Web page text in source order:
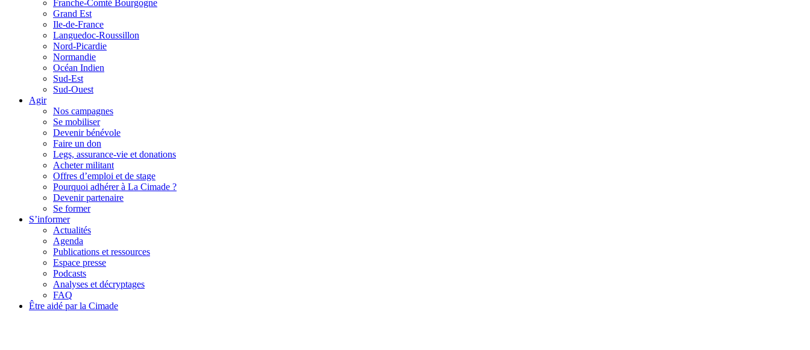
Franche-Comté Bourgogne
Grand Est
Ile-de-France
Languedoc-Roussillon
Nord-Picardie
Normandie
Océan Indien
Sud-Est
Sud-Ouest
Agir
Nos campagnes
Se mobiliser
Devenir bénévole
Faire un don
Legs, assurance-vie et donations
Acheter militant
Offres d’emploi et de stage
Pourquoi adhérer à La Cimade ?
Devenir partenaire
Se former
S’informer
Actualités
Agenda
Publications et ressources
Espace presse
Podcasts
Analyses et décryptages
FAQ
Être aidé par la Cimade